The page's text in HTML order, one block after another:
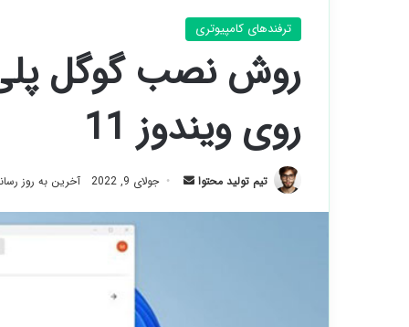
ترفندهای کامپیوتری
روش نصب گوگل پلی
روی ویندوز 11
تیم تولید محتوا
ارسال جولای 9, 2022 آخرین به روز رسانی: